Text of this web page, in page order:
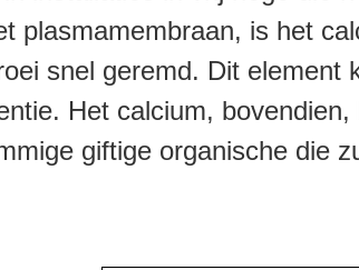
plasmamembraan, is het
snel geremd. Dit
Het calcium,
giftige organische die